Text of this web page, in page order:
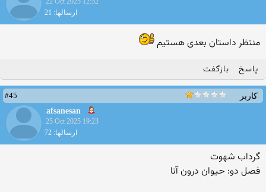
ارسالها: 21
منتظر داستان بعدی هستیم
پاسخ بازگفت
کاربر
#45
afsanesan
25 Oct 2025 19:23
ارسالها: 72
گرداب شهوت
فصل دو: حیوان درون آنا